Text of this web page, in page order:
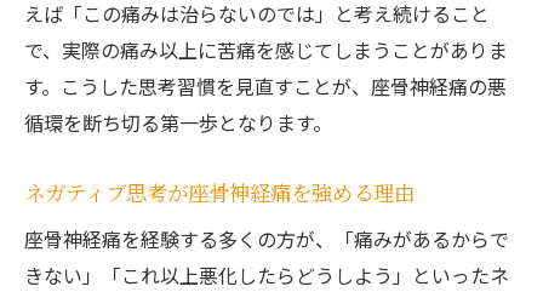
えば「この痛みは治らないのでは」と考え続けること
で、実際の痛み以上に苦痛を感じてしまうことがありま
す。こうした思考習慣を見直すことが、座骨神経痛の悪
循環を断ち切る第一歩となります。
ネガティブ思考が座骨神経痛を強める理由
座骨神経痛を経験する多くの方が、「痛みがあるからで
きない」「これ以上悪化したらどうしよう」といったネ